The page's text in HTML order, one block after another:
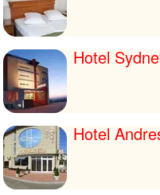
Hotel
Hotel